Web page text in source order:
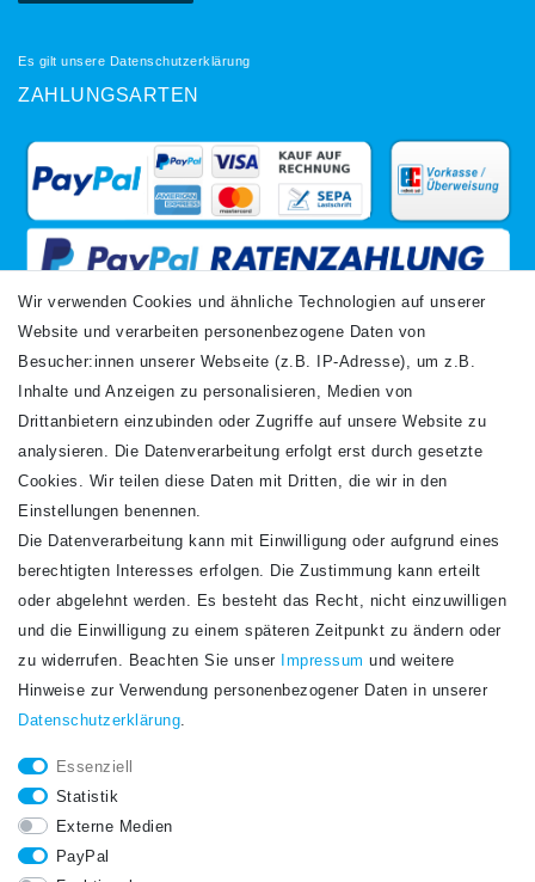
Es gilt unsere Datenschutzerklärung
ZAHLUNGSARTEN
VERSANDARTEN
Newsletter
Honig
Hiermit bestätige ich, dass ich dieDaten­schutz­erklärunggelesen habe. Meine
STAY CONNECTED.
Wir verwenden Cookies und ähnliche Technologien auf unserer
Website und verarbeiten personenbezogene Daten von
Besucher:innen unserer Webseite (z.B. IP-Adresse), um z.B.
Inhalte und Anzeigen zu personalisieren, Medien von
Drittanbietern einzubinden oder Zugriffe auf unsere Website zu
analysieren. Die Datenverarbeitung erfolgt erst durch gesetzte
Cookies. Wir teilen diese Daten mit Dritten, die wir in den
Einstellungen benennen.
Die Datenverarbeitung kann mit Einwilligung oder aufgrund eines
berechtigten Interesses erfolgen. Die Zustimmung kann erteilt
oder abgelehnt werden. Es besteht das Recht, nicht einzuwilligen
und die Einwilligung zu einem späteren Zeitpunkt zu ändern oder
zu widerrufen. Beachten Sie unser
Impressum und weitere
Hinweise zur Verwendung personenbezogener Daten in unserer
Daten­schutz­erklärung.
Essenziell
Statistik
Externe Medien
PayPal